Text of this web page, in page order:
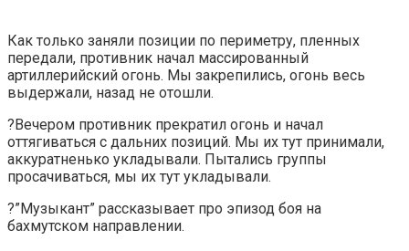
Как только заняли позиции по периметру, пленных
передали, противник начал массированный
артиллерийский огонь. Мы закрепились, огонь весь
выдержали, назад не отошли.
?Вечером противник прекратил огонь и начал
оттягиваться с дальних позиций. Мы их тут принимали,
аккуратненько укладывали. Пытались группы
просачиваться, мы их тут укладывали.
?”Музыкант” рассказывает про эпизод боя на
бахмутском направлении.